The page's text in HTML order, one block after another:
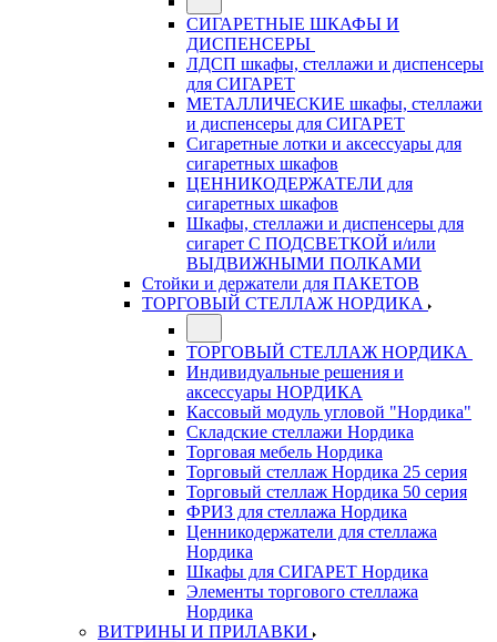
СИГАРЕТНЫЕ ШКАФЫ И
ДИСПЕНСЕРЫ
ЛДСП шкафы, стеллажи и диспенсеры
для СИГАРЕТ
МЕТАЛЛИЧЕСКИЕ шкафы, стеллажи
и диспенсеры для СИГАРЕТ
Сигаретные лотки и аксессуары для
сигаретных шкафов
ЦЕННИКОДЕРЖАТЕЛИ для
сигаретных шкафов
Шкафы, стеллажи и диспенсеры для
сигарет С ПОДСВЕТКОЙ и/или
ВЫДВИЖНЫМИ ПОЛКАМИ
Стойки и держатели для ПАКЕТОВ
ТОРГОВЫЙ СТЕЛЛАЖ НОРДИКА
ТОРГОВЫЙ СТЕЛЛАЖ НОРДИКА
Индивидуальные решения и
аксессуары НОРДИКА
Кассовый модуль угловой "Нордика"
Складские стеллажи Нордика
Торговая мебель Нордика
Торговый стеллаж Нордика 25 серия
Торговый стеллаж Нордика 50 серия
ФРИЗ для стеллажа Нордика
Ценникодержатели для стеллажа
Нордика
Шкафы для СИГАРЕТ Нордика
Элементы торгового стеллажа
Нордика
ВИТРИНЫ И ПРИЛАВКИ